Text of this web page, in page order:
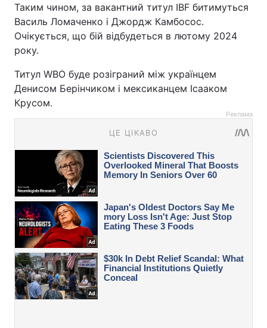
Таким чином, за вакантний титул IBF битимуться
Василь Ломаченко і Джордж Камбосос.
Очікується, що бій відбудеться в лютому 2024
року.
Титул WBO буде розіграний між українцем
Денисом Берінчиком і мексиканцем Ісааком
Крусом.
Реклама